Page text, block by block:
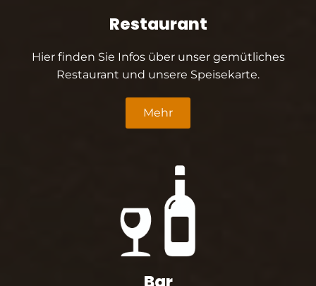
Restaurant
Hier finden Sie Infos über unser gemütliches
Restaurant und unsere Speisekarte.
Mehr